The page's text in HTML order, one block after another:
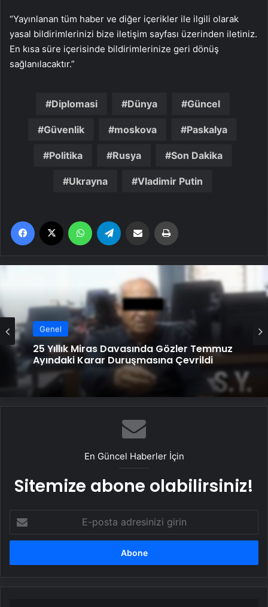
“Yayınlanan tüm haber ve diğer içerikler ile ilgili olarak
yasal bildirimlerinizi bize iletişim sayfası üzerinden iletiniz.
En kısa süre içerisinde bildirimlerinize geri dönüş
sağlanılacaktır.”
Diplomasi Dünya Güncel
Güvenlik moskova Paskalya
Politika Rusya Son Dakika
Ukrayna Vladimir Putin
Facebook WhatsApp Email'den paylaş
Genel
25 Yıllık Miras Davasında Gözler Temmuz
Ayındaki Karar Duruşmasına Çevrildi
Genel
Serjoy : Dijital Medya Ajansı, Google
Reklam Ajansı, SEO Ajansı ve Web
Tasarım Ajansı
En Güncel Haberler İçin
Sitemize abone olabilirsiniz!
posta
adresinizi